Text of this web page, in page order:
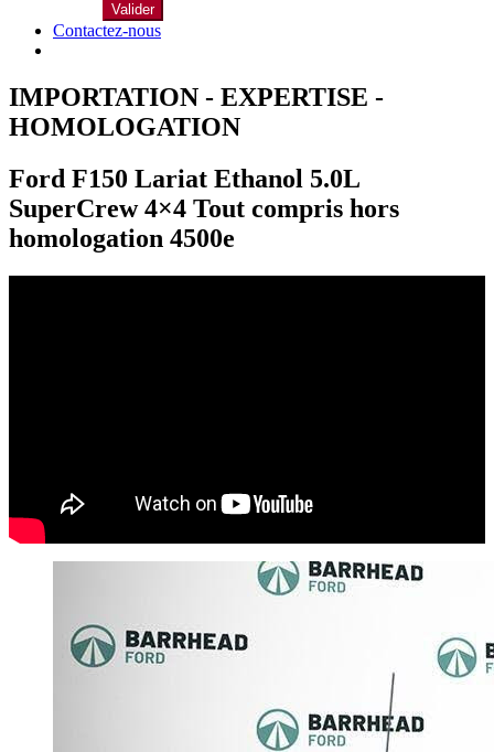
Valider
Contactez-nous
IMPORTATION - EXPERTISE -
HOMOLOGATION
Ford F150 Lariat Ethanol 5.0L
SuperCrew 4×4 Tout compris hors
homologation 4500e